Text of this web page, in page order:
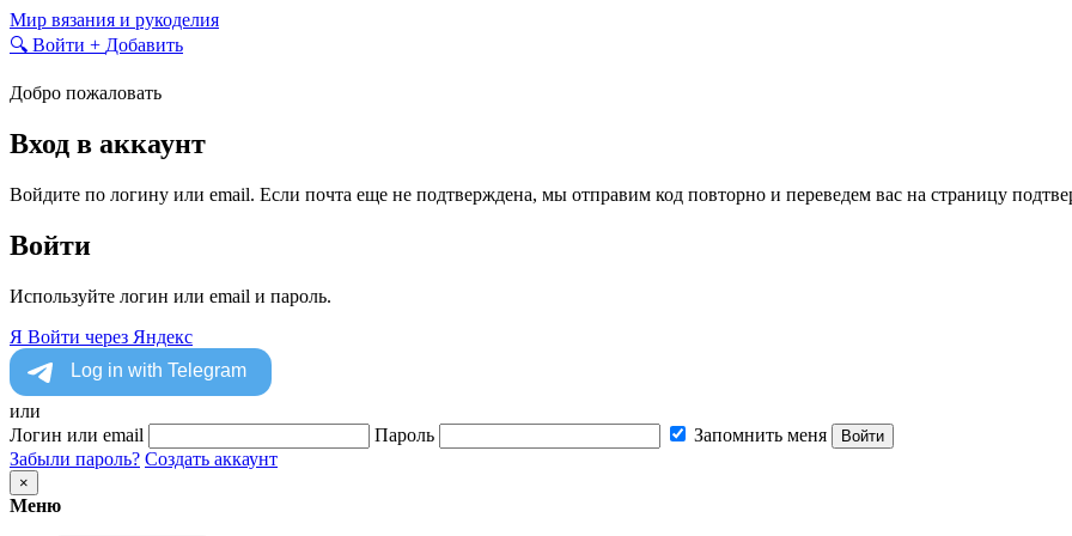
Skip
to
Мир вязания и рукоделия
🔍 Войти + Добавить
Добро пожаловать
Вход в аккаунт
Войдите по логину или email. Если почта еще не подтверждена, мы отправим код повторно и переведем вас на страницу
Войти
Используйте логин или email и пароль.
Я Войти через Яндекс
или
Логин или email
Пароль Запомнить меня Войти
Забыли пароль? Создать аккаунт
×
Меню